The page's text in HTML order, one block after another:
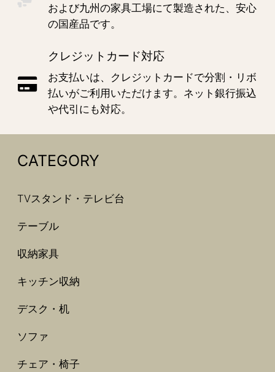
および九州の家具工場にて製造された、安心
の国産品です。
クレジットカード対応
お支払いは、クレジットカードで分割・リボ
払いがご利用いただけます。ネット銀行振込
や代引にも対応。
CATEGORY
TVスタンド・テレビ台
テーブル
収納家具
キッチン収納
デスク・机
ソファ
チェア・椅子